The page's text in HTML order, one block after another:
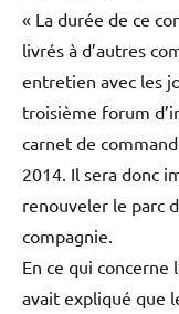
« La durée de ce
livrés à d’autres
entretien avec les
troisième forum
carnet de
2014. Il sera donc
renouveler le parc
compagnie.
En ce qui concerne
avait expliqué que